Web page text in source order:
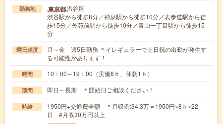
勤務地 東京都渋谷区
渋谷駅から徒歩8分／神泉駅から徒歩10分／表参道駅から徒
歩15分／外苑前駅から徒歩10分／青山一丁目駅から徒歩15
分
曜日頻度
月～金 週5日勤務 ＊イレギュラーで土日祝の出勤が発生す
る可能性があります！
時間 10：00～19：00（実働8ｈ、休憩1ｈ）
期間 即日～長期 ＊開始日ご相談ください！
時給
1950円+交通費全額 ＊月収例:34.3万＝1950円×8ｈ×22
日 #月収30万円以上